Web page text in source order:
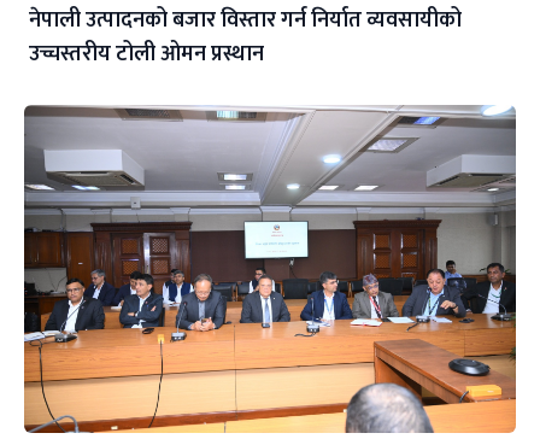
नेपाली उत्पादनको बजार विस्तार गर्न निर्यात व्यवसायीको
उच्चस्तरीय टोली ओमन प्रस्थान